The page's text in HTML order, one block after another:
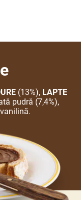
(13%), LAPTE
pudră (7,4%),